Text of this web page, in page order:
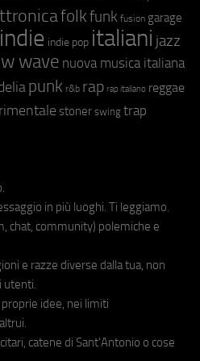
folkfunk fusion garage
indie indie pop italiani jazz
wave nuova musica italiana
punk r&b rap rap italiano reggae
stoner swing trap
in più luoghi. Ti leggiamo.
chat, community) polemiche e
e razze diverse dalla tua, non
utenti.
idee, nei limiti
catene di Sant'Antonio o cose